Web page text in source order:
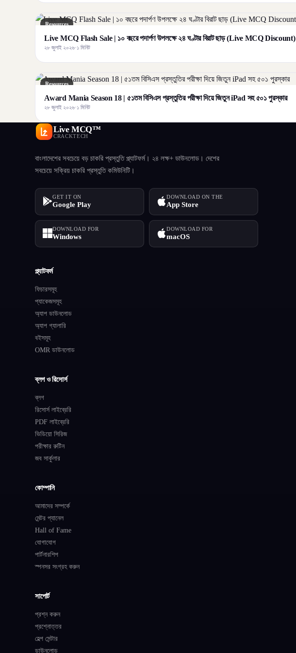
Resources
Live MCQ Flash Sale | ১০ বছরে পদার্পণ উপলক্ষে ২৪ ঘণ্টার বিরাট ছাড় (Live MCQ Discount)
২৮ জুলাই ২০২৬·১ মিনিট
Resources
Award Mania Season 18 | ৫১তম বিসিএস প্রস্তুতির পরীক্ষা দিয়ে জিতুন iPad সহ ৫০১ পুরস্কার
২৮ জুলাই ২০২৬·১ মিনিট
Live MCQ™
CRACKTECH
বাংলাদেশের সবচেয়ে বড় চাকরি প্রস্তুতি প্ল্যাটফর্ম। ২৪ লক্ষ+ ডাউনলোড। দেশের
সবচেয়ে সক্রিয় চাকরি প্রস্তুতি কমিউনিটি।
GET IT ON
Google Play
DOWNLOAD ON THE
App Store
DOWNLOAD FOR
Windows
DOWNLOAD FOR
macOS
প্ল্যাটফর্ম
ফিচারসমূহ
প্যাকেজসমূহ
অ্যাপ ডাউনলোড
অ্যাপ গ্যালারি
বইসমূহ
OMR ডাউনলোড
ব্লগ ও রিসোর্স
ব্লগ
রিসোর্স লাইব্রেরি
PDF লাইব্রেরি
ভিডিয়ো সিরিজ
পরীক্ষার রুটিন
জব সার্কুলার
কোম্পানি
আমাদের সম্পর্কে
মেন্টর প্যানেল
Hall of Fame
যোগাযোগ
পার্টনারশিপ
স্পনসর সংগ্রহ করুন
সাপোর্ট
প্রশ্ন করুন
প্রশ্নোত্তর
হেল্প সেন্টার
ডাউনলোড